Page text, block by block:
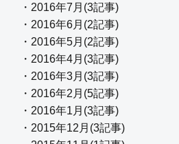
・2016年7月(3記事)
・2016年6月(2記事)
・2016年5月(2記事)
・2016年4月(3記事)
・2016年3月(3記事)
・2016年2月(5記事)
・2016年1月(3記事)
・2015年12月(3記事)